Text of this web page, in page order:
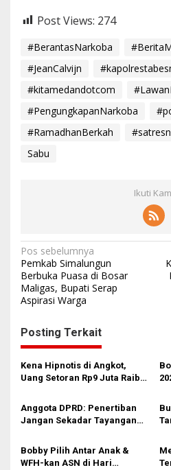
Post Views: 274
#BerantasNarkoba
#JeanCalvijn
#kitamedandotcom
#PengungkapanNarkoba
#RamadhanBerkah
Sabu
Ikuti
N
a
v
g
a
s
p
o
s
Pos sebelumnya
Pemkab Simalungun
Berbuka Puasa di Bosar
Maligas, Bupati Serap
Aspirasi Warga
Posting Terkait
Kena Hipnotis di Angkot,
Uang Setoran Rp9 Juta Raib
Petugas PUD Medan
Memprihatinkan
Anggota DPRD: Penertiban
Jangan Sekadar Tayangan
Nyata pada PAD
Bobby Pilih Antar Anak &
WFH-kan ASN di Hari